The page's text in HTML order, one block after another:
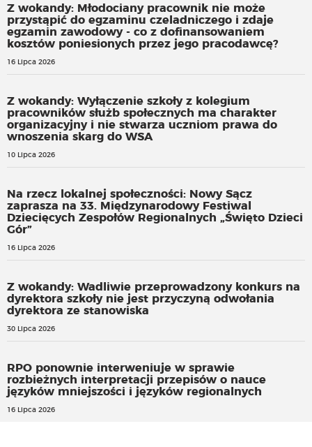
Z wokandy: Młodociany pracownik nie może
przystąpić do egzaminu czeladniczego i zdaje
egzamin zawodowy - co z dofinansowaniem
kosztów poniesionych przez jego pracodawcę?
16 Lipca 2026
Z wokandy: Wyłączenie szkoły z kolegium
pracowników służb społecznych ma charakter
organizacyjny i nie stwarza uczniom prawa do
wnoszenia skarg do WSA
10 Lipca 2026
Na rzecz lokalnej społeczności: Nowy Sącz
zaprasza na 33. Międzynarodowy Festiwal
Dziecięcych Zespołów Regionalnych „Święto Dzieci
Gór”
16 Lipca 2026
Z wokandy: Wadliwie przeprowadzony konkurs na
dyrektora szkoły nie jest przyczyną odwołania
dyrektora ze stanowiska
30 Lipca 2026
RPO ponownie interweniuje w sprawie
rozbieżnych interpretacji przepisów o nauce
języków mniejszości i języków regionalnych
16 Lipca 2026